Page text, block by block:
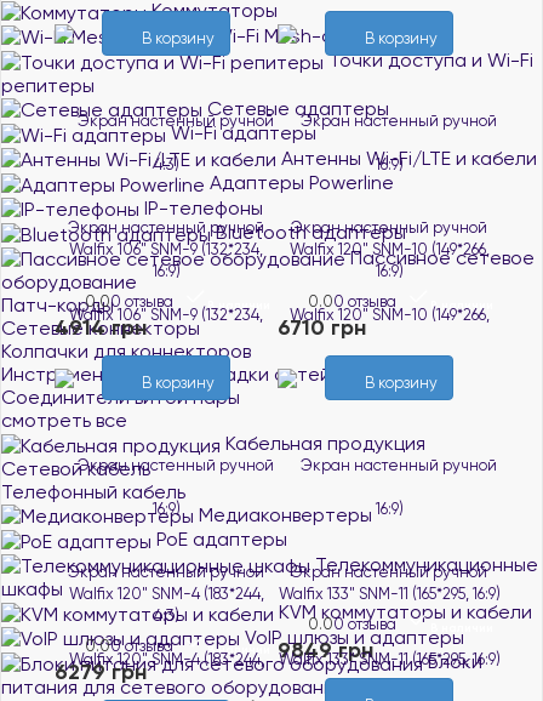
Коммутаторы
Wi-Fi Mesh-системы
Точки доступа и Wi-Fi
репитеры
Сетевые адаптеры
Wi-Fi адаптеры
Антенны Wi-Fi/LTE и кабели
Адаптеры Powerline
IP-телефоны
Bluetooth адаптеры
Пассивное сетевое
оборудование
Патч-корды
Сетевые коннекторы
Колпачки для коннекторов
Инструменты для прокладки сетей
Соединители витой пары
смотреть все
Кабельная продукция
Сетевой кабель
Телефонный кабель
Медиаконвертеры
PoE адаптеры
Телекоммуникационные
шкафы
KVM коммутаторы и кабели
VoIP шлюзы и адаптеры
Блоки
питания для сетевого оборудования
В корзину В корзину
Экран настенный ручной
Walfix 106" SNM-9 (132*234,
16:9)
0.00 отзыва В наличии
4914 грн
В корзину
Экран настенный ручной
Walfix 120" SNM-10 (149*266,
16:9)
0.00 отзыва В наличии
6710 грн
В корзину
Экран настенный ручной
Walfix 120" SNM-4 (183*244,
4:3)
0.00 отзыва В наличии
6279 грн
Экран настенный ручной
Walfix 133" SNM-11 (165*295, 16:9)
0.00 отзыва
9849 грн